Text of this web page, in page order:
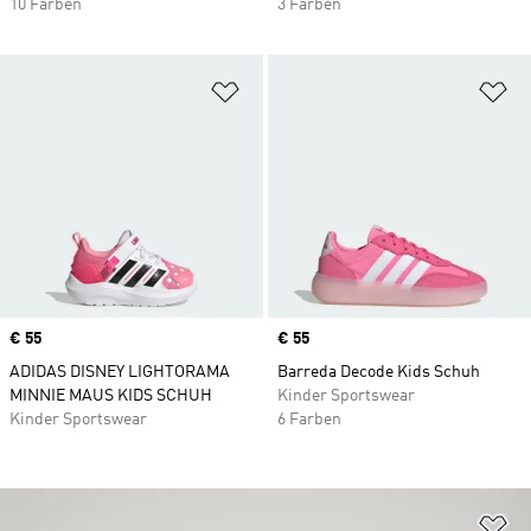
10 Farben 3 Farben
Price
€ 55
ADIDAS DISNEY LIGHTORAMA
MINNIE MAUS KIDS SCHUH
Kinder Sportswear
Price
€ 55
Barreda Decode Kids Schuh
Kinder Sportswear
6 Farben